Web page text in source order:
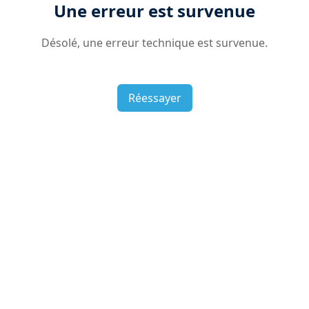
Une erreur est survenue
Désolé, une erreur technique est survenue.
Réessayer